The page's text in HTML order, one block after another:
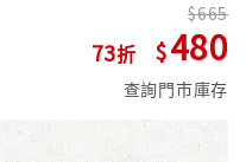
73
665
480
查詢門市庫存